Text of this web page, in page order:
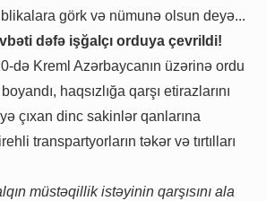
görk və nümunə olsun deyə...
dəfə işğalçı orduya çevrildi!
də Kreml Azərbaycanın üzərinə ordu
haqsızlığa qarşı etirazlarını
çıxan dinc sakinlər qanlarına
transpartyorların təkər və tırtılları
müstəqillik istəyinin qarşısını ala